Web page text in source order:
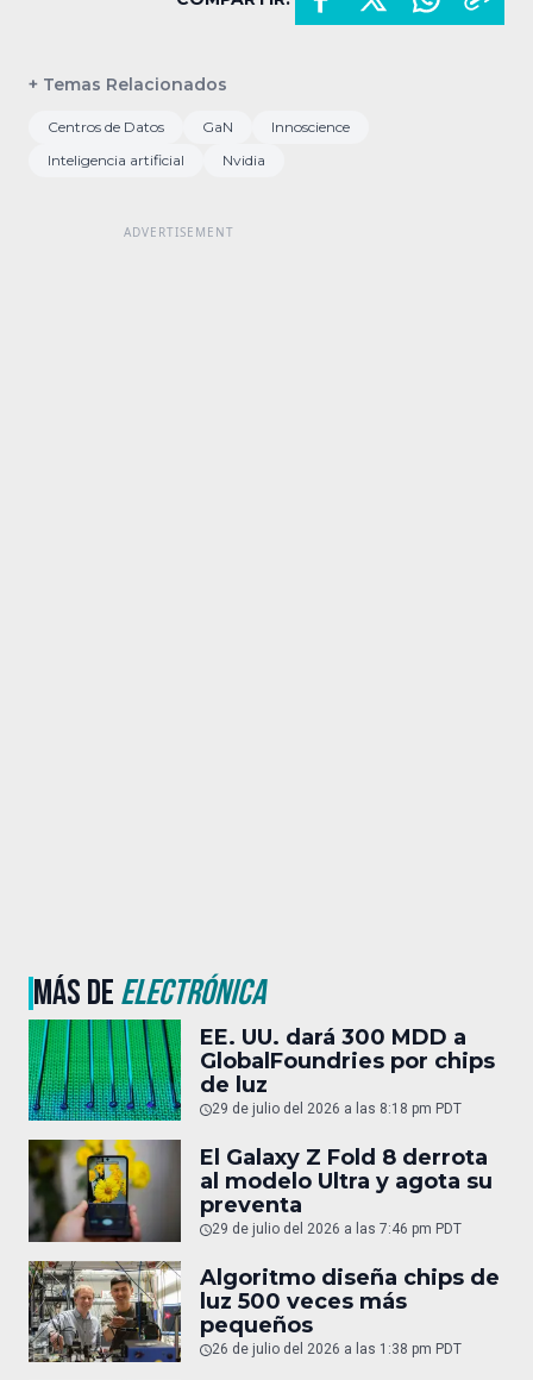
+ Temas Relacionados
Centros de Datos GaN
Innoscience
Inteligencia artificial
Nvidia
MÁS DEELECTRÓNICA
EE. UU. dará 300 MDD a
GlobalFoundries por chips
de luz
29 de julio del 2026 a las 8:18 pm PDT
El Galaxy Z Fold 8 derrota
al modelo Ultra y agota su
preventa
29 de julio del 2026 a las 7:46 pm PDT
Algoritmo diseña chips de
luz 500 veces más
pequeños
26 de julio del 2026 a las 1:38 pm PDT